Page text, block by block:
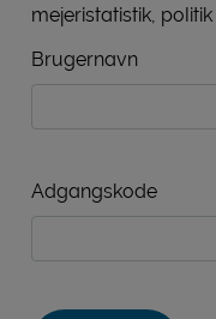
mejeristatistik,
Brugernavn
Adgangskode